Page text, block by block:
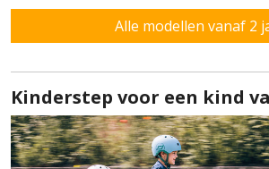
Alle modellen vanaf 2
Kinderstep voor een kind